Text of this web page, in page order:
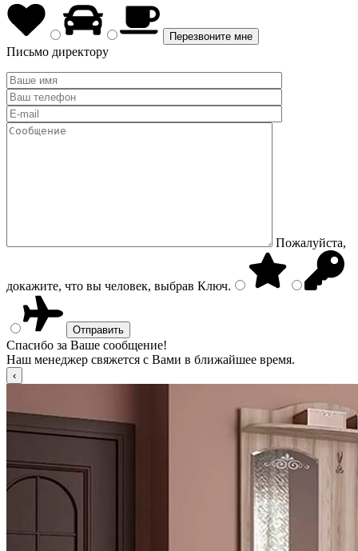
Письмо директору
Пожалуйста,
докажите, что вы человек, выбрав Ключ.
Спасибо за Ваше сообщение!
Наш менеджер свяжется с Вами в ближайшее время.